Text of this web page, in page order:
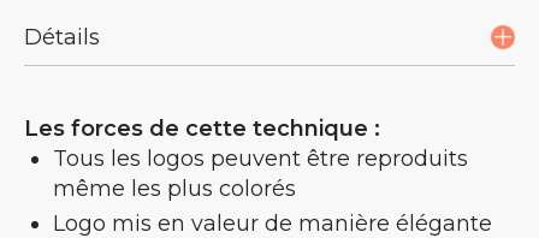
Détails
Les forces de cette technique :
Tous les logos peuvent être reproduits
même les plus colorés
Logo mis en valeur de manière élégante